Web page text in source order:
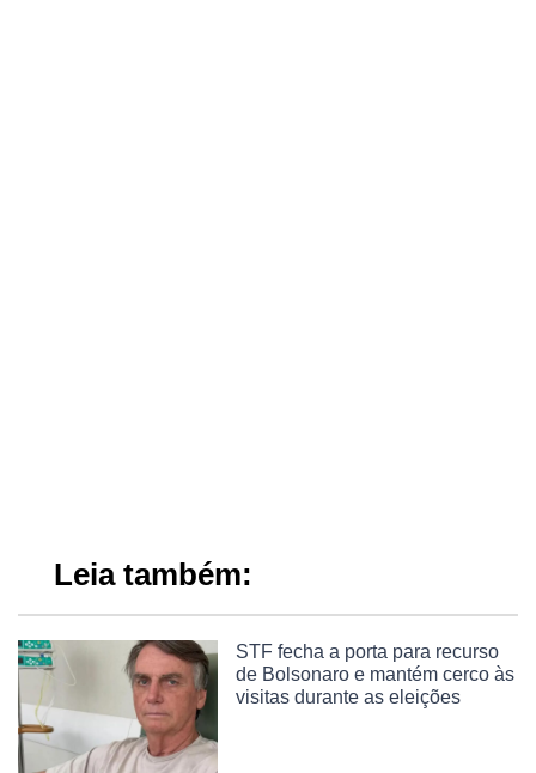
Leia também:
STF fecha a porta para recurso
de Bolsonaro e mantém cerco às
visitas durante as eleições